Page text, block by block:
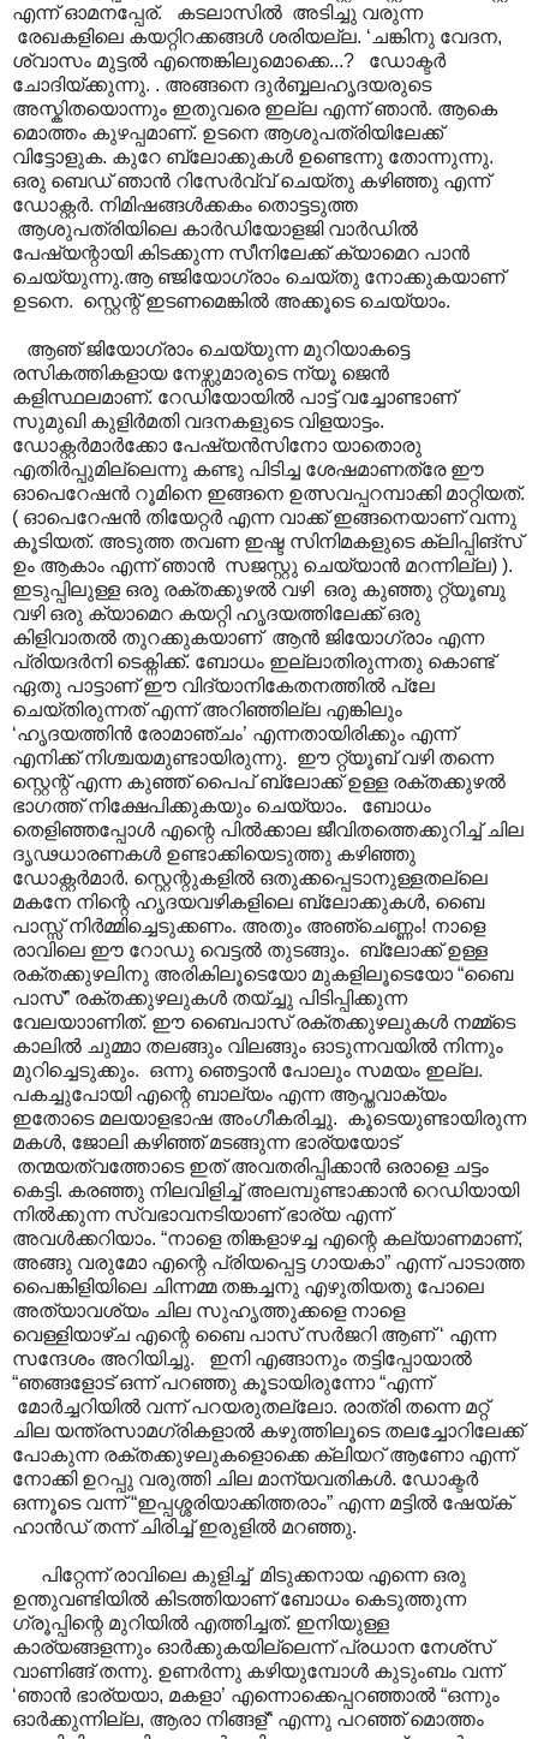
എന്ന് ഓമനപ്പേര്. കടലാസിൽ അടിച്ചു വരുന്ന
രേഖകളിലെ കയറ്റിറക്കങ്ങൾ ശരിയല്ല. ‘ചങ്കിനു വേദന,
ശ്വാസം മുട്ടൽ എന്തെങ്കിലുമൊക്കെ...? ഡോക്ടർ
ചോദിയ്ക്കുന്നു. . അങ്ങനെ ദുർബ്ബലഹൃദയരുടെ
അസ്കിതയൊന്നും ഇതുവരെ ഇല്ല എന്ന് ഞാൻ. ആകെ
മൊത്തം കുഴപ്പമാണ്. ഉടനെ ആശുപത്രിയിലേക്ക്
വിട്ടോളുക. കുറേ ബ്ലോക്കുകൾ ഉണ്ടെന്നു തോന്നുന്നു.
ഒരു ബെഡ് ഞാൻ റിസേർവ്വ് ചെയ്തു കഴിഞ്ഞു എന്ന്
ഡോക്റ്റർ. നിമിഷങ്ങൾക്കകം തൊട്ടടുത്ത
ആശുപത്രിയിലെ കാർഡിയോളജി വാർഡിൽ
പേഷ്യന്റായി കിടക്കുന്ന സീനിലേക്ക് ക്യാമെറ പാൻ
ചെയ്യുന്നു.ആ ഞ്ജിയോഗ്രാം ചെയ്തു നോക്കുകയാണ്
ഉടനെ. സ്റ്റെന്റ് ഇടണമെങ്കിൽ അക്കൂടെ ചെയ്യാം.
ആഞ് ജിയോഗ്രാം ചെയ്യുന്ന മുറിയാകട്ടെ
രസികത്തികളായ നേഴ്സുമാരുടെ ന്യൂ ജെൻ
കളിസ്ഥലമാണ്. റേഡിയോയിൽ പാട്ട് വച്ചോണ്ടാണ്
സുമുഖി കുളിർമതി വദനകളുടെ വിളയാട്ടം.
ഡോക്റ്റർമാർക്കോ പേഷ്യൻസിനോ യാതൊരു
എതിർപ്പുമില്ലെന്നു കണ്ടു പിടിച്ച ശേഷമാണത്രേ ഈ
ഓപെറേഷൻ റൂമിനെ ഇങ്ങനെ ഉത്സവപ്പറമ്പാക്കി മാറ്റിയത്.
( ഓപെറേഷൻ തിയേറ്റർ എന്ന വാക്ക് ഇങ്ങനെയാണ് വന്നു
കൂടിയത്. അടുത്ത തവണ ഇഷ്ട സിനിമകളുടെ ക്ലിപ്പിങ്സ്
ഉം ആകാം എന്ന് ഞാൻ സജസ്റ്റു ചെയ്യാൻ മറന്നില്ല) ).
ഇടുപ്പിലുള്ള ഒരു രക്തക്കുഴൽ വഴി ഒരു കുഞ്ഞു റ്റ്യൂബു
വഴി ഒരു ക്യാമെറ കയറ്റി ഹൃദയത്തിലേക്ക് ഒരു
കിളിവാതൽ തുറക്കുകയാണ് ആൻ ജിയോഗ്രാം എന്ന
പ്രിയദർനി ടെക്നിക്ക്. ബോധം ഇല്ലാതിരുന്നതു കൊണ്ട്
ഏതു പാട്ടാണ് ഈ വിദ്യാനികേതനത്തിൽ പ്ലേ
ചെയ്തിരുന്നത് എന്ന് അറിഞ്ഞില്ല എങ്കിലും
‘ഹൃദയത്തിൻ രോമാഞ്ചം’ എന്നതായിരിക്കും എന്ന്
എനിക്ക് നിശ്ചയമുണ്ടായിരുന്നു. ഈ റ്റ്യൂബ് വഴി തന്നെ
സ്റ്റെന്റ് എന്ന കുഞ്ഞ് പൈപ് ബ്ലോക്ക് ഉള്ള രക്തക്കുഴൽ
ഭാഗത്ത് നിക്ഷേപിക്കുകയും ചെയ്യാം. ബോധം
തെളിഞ്ഞപ്പോൾ എന്റെ പിൽക്കാല ജീവിതത്തെക്കുറിച്ച് ചില
ദൃഢധാരണകൾ ഉണ്ടാക്കിയെടുത്തു കഴിഞ്ഞു
ഡോക്റ്റർമാർ. സ്റ്റെന്റുകളിൽ ഒതുക്കപ്പെടാനുള്ളതല്ലെ
മകനേ നിന്റെ ഹൃദയവഴികളിലെ ബ്ലോക്കുകൾ, ബൈ
പാസ്സ് നിർമ്മിച്ചെടുക്കണം. അതും അഞ്ചെണ്ണം! നാളെ
രാവിലെ ഈ റോഡു വെട്ടൽ തുടങ്ങും. ബ്ലോക്ക് ഉള്ള
രക്തക്കുഴലിനു അരികിലൂടെയോ മുകളിലൂടെയോ “ബൈ
പാസ്” രക്തക്കുഴലുകൾ തയ്ച്ചു പിടിപ്പിക്കുന്ന
വേലയാ‍ാണിത്. ഈ ബൈപാസ് രക്തക്കുഴലുകൾ നമ്മ്ടെ
കാലിൽ ചുമ്മാ തലങ്ങും വിലങ്ങും ഓടുന്നവയിൽ നിന്നും
മുറിച്ചെടുക്കും. ഒന്നു ഞെട്ടാൻ പോലും സമയം ഇല്ല.
പകച്ചുപോയി എന്റെ ബാല്യം എന്ന ആപ്തവാക്യം
ഇതോടെ മലയാളഭാഷ അംഗീകരിച്ചു. കൂടെയുണ്ടായിരുന്ന
മകൾ, ജോലി കഴിഞ്ഞ് മടങ്ങുന്ന ഭാര്യയോട്
തന്മയത്വത്തോടെ ഇത് അവതരിപ്പിക്കാൻ ഒരാളെ ചട്ടം
കെട്ടി. കരഞ്ഞു നിലവിളിച്ച് അലമ്പുണ്ടാക്കാൻ റെഡിയായി
നിൽക്കുന്ന സ്വഭാവനടിയാണ് ഭാര്യ എന്ന്
അവൾക്കറിയാം. “നാളെ തിങ്കളാഴച്ച എന്റെ കല്യാണമാണ്,
അങ്ങു വരുമോ എന്റെ പ്രിയപ്പെട്ട ഗായകാ” എന്ന് പാടാത്ത
പൈങ്കിളിയിലെ ചിന്നമ്മ തങ്കച്ചനു എഴുതിയതു പോലെ
അത്യാവശ്യം ചില സുഹൃത്തുക്കളെ നാളെ
വെള്ളിയാഴ്ച എന്റെ ബൈ പാസ് സർജറി ആണ് ‘ എന്ന
സന്ദേശം അറിയിച്ചു. ഇനി എങ്ങാനും തട്ടിപ്പോയാൽ
“ഞങ്ങളോട് ഒന്ന് പറഞ്ഞു കൂടായിരുന്നോ “എന്ന്
മോർച്ചറിയിൽ വന്ന് പറയരുതല്ലോ. രാത്രി തന്നെ മറ്റ്
ചില യന്ത്രസാമഗ്രികളാൽ കഴുത്തിലൂടെ തലച്ചോറിലേക്ക്
പോകുന്ന രക്തക്കുഴലുകളൊക്കെ ക്ലിയറ് ആണോ എന്ന്
നോക്കി ഉറപ്പു വരുത്തി ചില മാന്യവതികൾ. ഡോക്ടർ
ഒന്നൂടെ വന്ന് “ഇപ്പശ്ശരിയാക്കിത്തരാം” എന്ന മട്ടിൽ ഷേയ്ക്
ഹാൻഡ് തന്ന് ചിരിച്ച് ഇരുളിൽ മറഞ്ഞു.
പിറ്റേന്ന് രാവിലെ കുളിച്ച് മിടുക്കനായ എന്നെ ഒരു
ഉന്തുവണ്ടിയിൽ കിടത്തിയാണ് ബോധം കെടുത്തുന്ന
ഗ്രൂപ്പിന്റെ മുറിയിൽ എത്തിച്ചത്. ഇനിയുള്ള
കാര്യങ്ങളന്നും ഓർക്കുകയില്ലെന്ന് പ്രധാന നേശ്സ്
വാണിങ്ങ് തന്നു. ഉണർന്നു കഴിയുമ്പോൾ കുടുംബം വന്ന്
‘ഞാൻ ഭാര്യയാ, മകളാ’ എന്നൊക്കെപ്പറഞ്ഞാൽ “ഒന്നും
ഓർക്കുന്നില്ല, ആരാ നിങ്ങള്“ എന്നു പറഞ്ഞ് മൊത്തം